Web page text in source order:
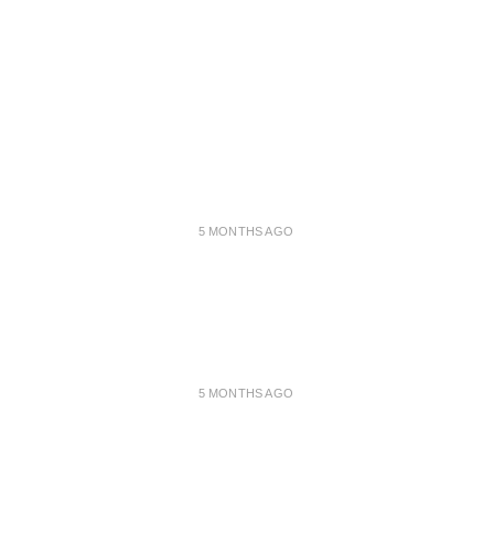
5 MONTHS AGO
5 MONTHS AGO